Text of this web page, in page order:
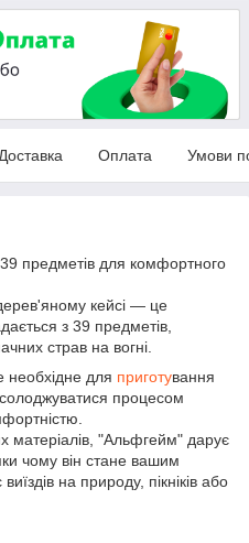
Оплата Умови
предметів для комфортного
кейсі — це
з 39 предметів,
страв на вогні.
необхідне для приготування
процесом
матеріалів, "Альфгейм" дарує
чому він стане вашим
на природу, пікніків або